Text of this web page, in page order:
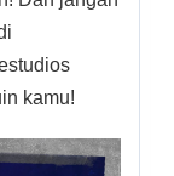
kamu!